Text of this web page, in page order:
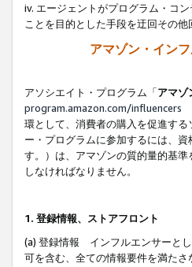
iv. エージェントがプログラム・コ
ことを目的とした手段を迂回その他
アマゾン・イン
アソシエイト・プログラム「アマゾ
program.amazon.com/influencers
環として、消費者の購入を促進す
ー・プログラムに参加するには、
す。）は、アマゾンの質的量的基準
しなければなりません。
1. 登録情報、ストアフロント
(a) 登録情報 インフルエンサーと
可を含む、全ての情報要件を満たさ